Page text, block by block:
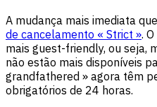
A mudança mais imediata
de cancelamento « Strict ».
mais guest-friendly, ou seja,
não estão mais disponíveis
grandfathered » agora têm
obrigatórios de 24 horas.